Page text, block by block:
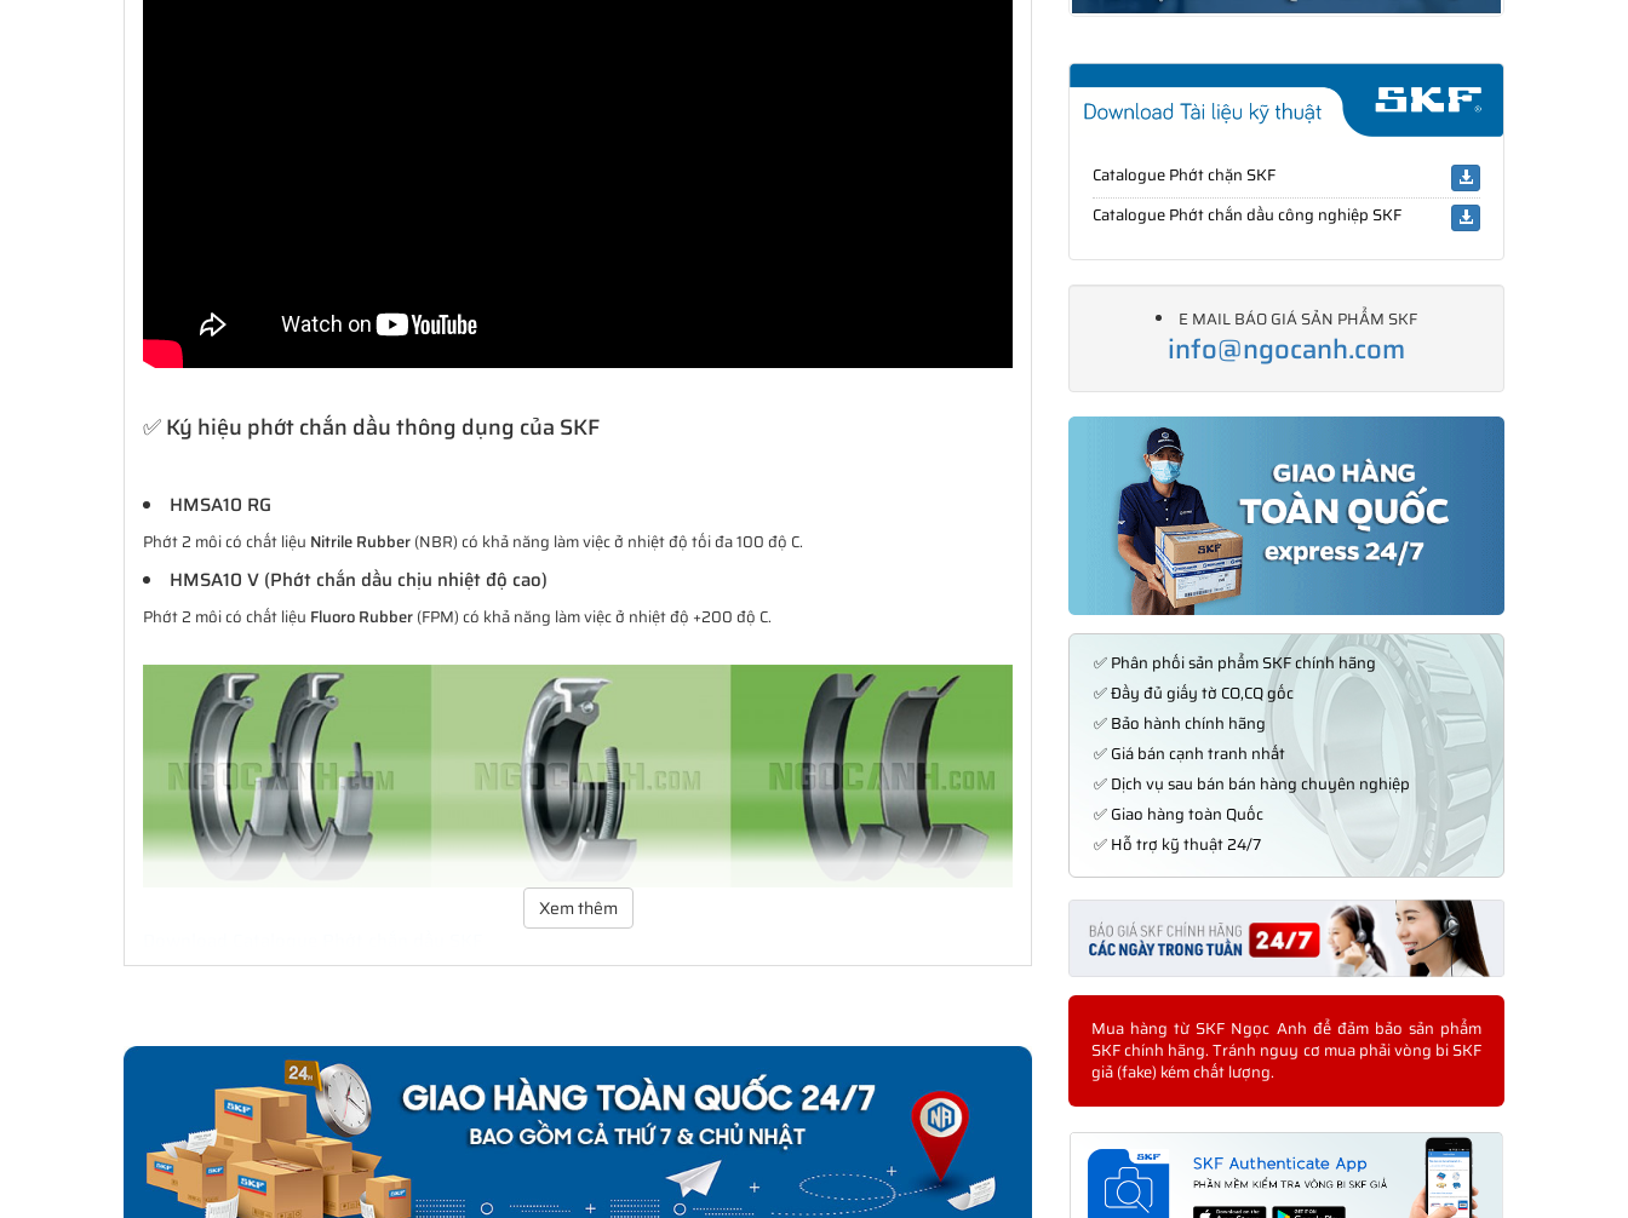
✅ Ký hiệu phớt chắn dầu thông dụng của SKF
HMSA10 RG
Phớt 2 môi có chất liệu Nitrile Rubber(NBR) có khả năng làm việc ở nhiệt độ tối đa 100 độ C.
HMSA10 V (Phớt chắn dầu chịu nhiệt độ cao)
Phớt 2 môi có chất liệu Fluoro Rubber(FPM) có khả năng làm việc ở nhiệt độ +200 độ C.
xúc với bề mặt cố định hay bề mặt trượt và xoay. Đa dạng thiết kế có khả năng đáp ứng hầu như toàn bộ tất cả các yêu
cầu ứng dụng. Không chỉ là các ứng dụng làm kín đơn giản mà còn có một dãy sản phẩm đa dạng cho các yêu cầu ứng
dụng công nghiệp. SKF có thể cung cấp các giải pháp làm kín cho khách hàng từ thiết kế đến sản xuất số lượng lớn, từ
lắp cho thiết bị ban đầu đến thị trường thay thế sau đó.
Xem thêm
Catalogue Phớt chặn SKF
Catalogue Phớt chắn dầu công nghiệp SKF
E MAIL BÁO GIÁ SẢN PHẨM SKF
info@ngocanh.com
✅ Phân phối sản phẩm SKF chính hãng
✅ Đầy đủ giấy tờ CO,CQ gốc
✅ Bảo hành chính hãng
✅ Giá bán cạnh tranh nhất
✅ Dịch vụ sau bán bán hàng chuyên nghiệp
✅ Giao hàng toàn Quốc
✅ Hỗ trợ kỹ thuật 24/7
Mua hàng từ SKF Ngọc Anh để đảm bảo sản phẩm
SKF chính hãng. Tránh nguy cơ mua phải vòng bi SKF
giả (fake) kém chất lượng.